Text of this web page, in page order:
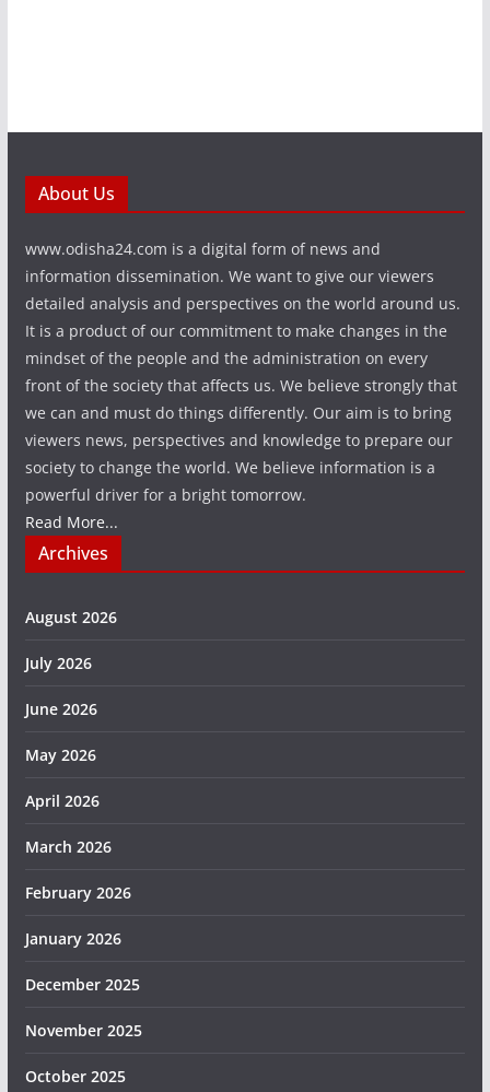
About Us
www.odisha24.com is a digital form of news and
information dissemination. We want to give our viewers
detailed analysis and perspectives on the world around us.
It is a product of our commitment to make changes in the
mindset of the people and the administration on every
front of the society that affects us. We believe strongly that
we can and must do things differently. Our aim is to bring
viewers news, perspectives and knowledge to prepare our
society to change the world. We believe information is a
powerful driver for a bright tomorrow.
Read More...
Archives
August 2026
July 2026
June 2026
May 2026
April 2026
March 2026
February 2026
January 2026
December 2025
November 2025
October 2025